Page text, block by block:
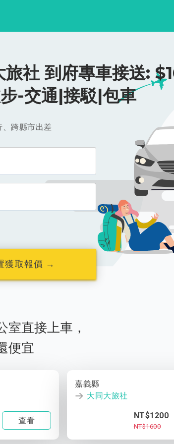
旅社 到府專車接送:
-交通|接駁|包車
、跨縣市出差
獲取報價 →
室直接上車，
便宜
查看
嘉義縣
大同大旅社
NT$1200
NT$1600